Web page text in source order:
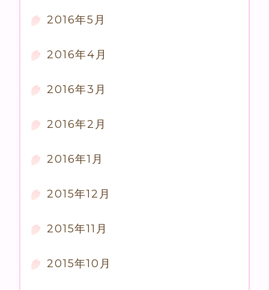
2016年5月
2016年4月
2016年3月
2016年2月
2016年1月
2015年12月
2015年11月
2015年10月